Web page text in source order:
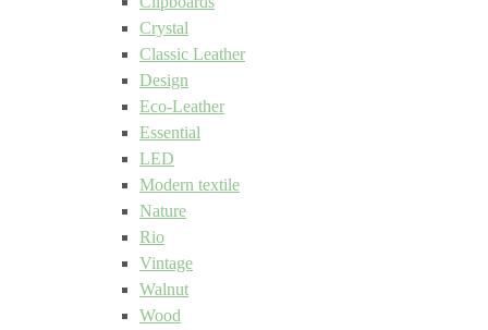
Crystal
Classic Leather
Design
Eco-Leather
Essential
LED
Modern textile
Nature
Rio
Vintage
Walnut
Wood